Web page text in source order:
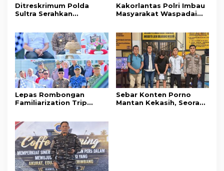
Ditreskrimum Polda
Sultra Serahkan
Penyelenggaraan
Perjalanan Ibadah Umrah
Tanpa Izin ke Kejaksaan
Kakorlantas Polri Imbau
Masyarakat Waspadai
Lepas Rombongan
Familiarization Trip
Gerakkan Ekonomi
Daerah
Sebar Konten Porno
Mantan Kekasih, Seorang